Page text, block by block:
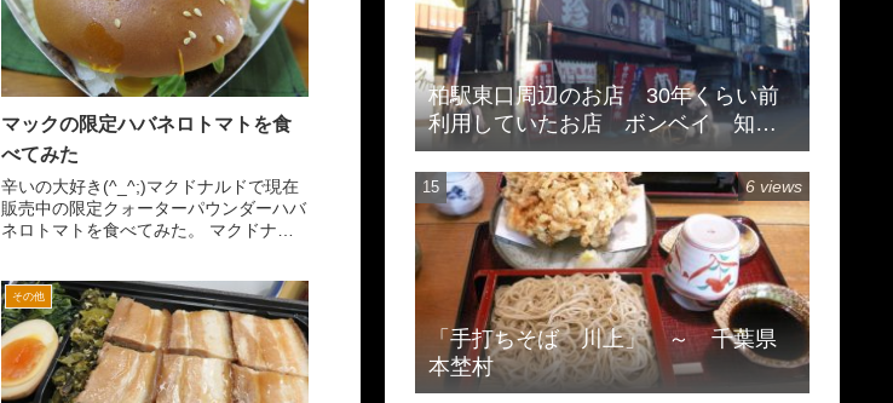
マックの限定ハバネロトマトを食
べてみた
辛いの大好き(^_^;)マクドナルドで現在
販売中の限定クォーターパウンダーハバ
ネロトマトを食べてみた。 マクドナル
のカラーなパッケージだったけど、こん
な感じでした。 ...
その他
柏駅東口周辺のお店 30年くらい前
利用していたお店 ボンベイ 知味
斎 珍来
「手打ちそば 川上」 ～ 千葉県
本埜村
6 views